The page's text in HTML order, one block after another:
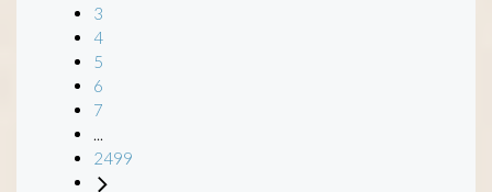
3
4
5
6
7
2499